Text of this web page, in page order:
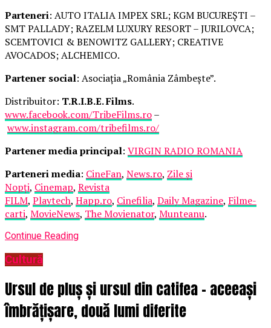
Parteneri: AUTO ITALIA IMPEX SRL; KGM BUCUREȘTI –
SMT PALLADY; RAZELM LUXURY RESORT – JURILOVCA;
SCEMTOVICI & BENOWITZ GALLERY; CREATIVE
AVOCADOS; ALCHEMICO.
Partener social: Asociația „România Zâmbește”.
Distribuitor: T.R.I.B.E. Films.
www.facebook.com/TribeFilms.ro–
www.instagram.com/tribefilms.ro/
Partener media principal: VIRGIN RADIO ROMANIA
Parteneri media: CineFan, News.ro, Zile și
Nopți, Cinemap, Revista
FILM, Playtech, Happ.ro, Cinefilia, Daily Magazine, Filme-
carti, MovieNews, The Movienator, Munteanu.
Continue Reading
Cultură
Ursul de pluș și ursul din catifea – aceeași
îmbrățișare, două lumi diferite